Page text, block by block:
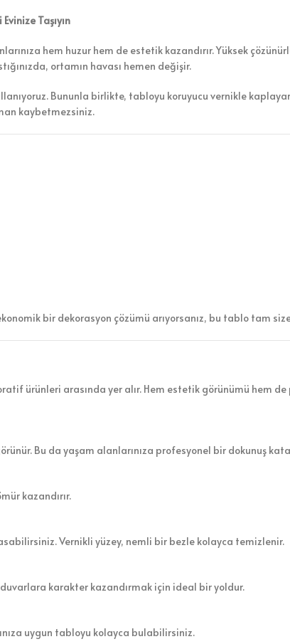
Taşıyın
hem huzur hem de estetik kazandırır. Yüksek
ortamın havası hemen değişir.
Bununla birlikte, tabloyu koruyucu vernikle
kaybetmezsiniz.
bir dekorasyon çözümü arıyorsanız, bu tablo tam
ürünleri arasında yer alır. Hem estetik görünümü hem
Bu da yaşam alanlarınıza profesyonel bir dokunuş
kazandırır.
Vernikli yüzey, nemli bir bezle kolayca temizlenir.
karakter kazandırmak için ideal bir yoldur.
uygun tabloyu kolayca bulabilirsiniz.